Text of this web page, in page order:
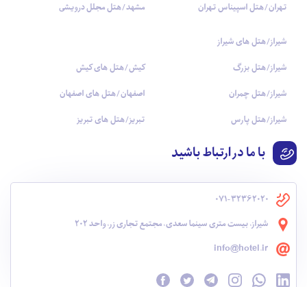
تهران/هتل اسپیناس تهران مشهد/هتل مجلل درویشی
شیراز/هتل های شیراز
شیراز/هتل بزرگ
شیراز/هتل چمران
شیراز/هتل پارس
کیش/هتل های کیش
اصفهان/هتل های اصفهان
تبریز/هتل های تبریز
با ما در ارتباط باشید
071-32362020
شیراز، بیست متری سینما سعدی، مجتمع تجاری زر، واحد 202
info@hotel.ir